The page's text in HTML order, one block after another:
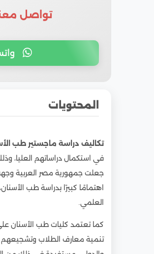
تواصل
المحتويات
2
ما هي الجامعات المصرية
3
أما عن برامج الدراسات
وعن شروط التحاق الطلاب
كالتالي:
التكاليف الإضافية
6
مقارنة تكاليف دراسة
7
تكاليف المعيشة والسكن
تكاليف دراسة ماجستير طب
في استكمال دراساتهم العليا،
جعلت جمهورية مصر العربية
اهتمامًا كبيرًا بدراسة طب
العلمي.
كما تعتمد كليات طب الأسنان
تنمية معارف الطلاب وتشجيعهم